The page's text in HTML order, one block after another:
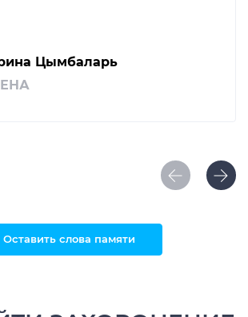
Цымбаларь
Оставить слова памяти